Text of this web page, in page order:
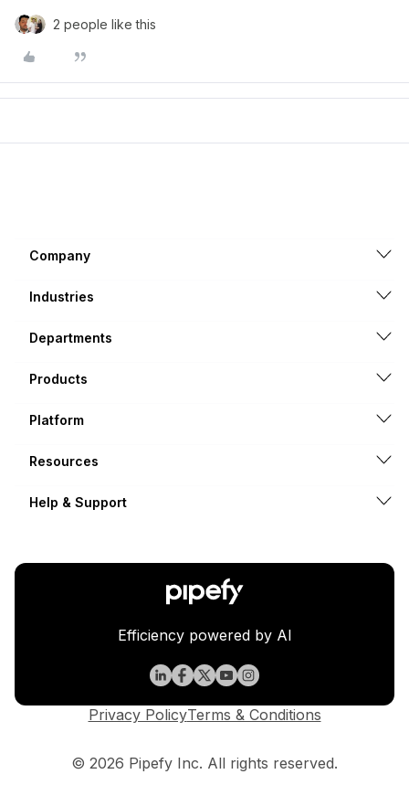
2 people like this
Company
Industries
Departments
Products
Platform
Resources
Help & Support
Efficiency powered by AI
© 2026 Pipefy Inc. All rights reserved.
Privacy PolicyTerms & Conditions